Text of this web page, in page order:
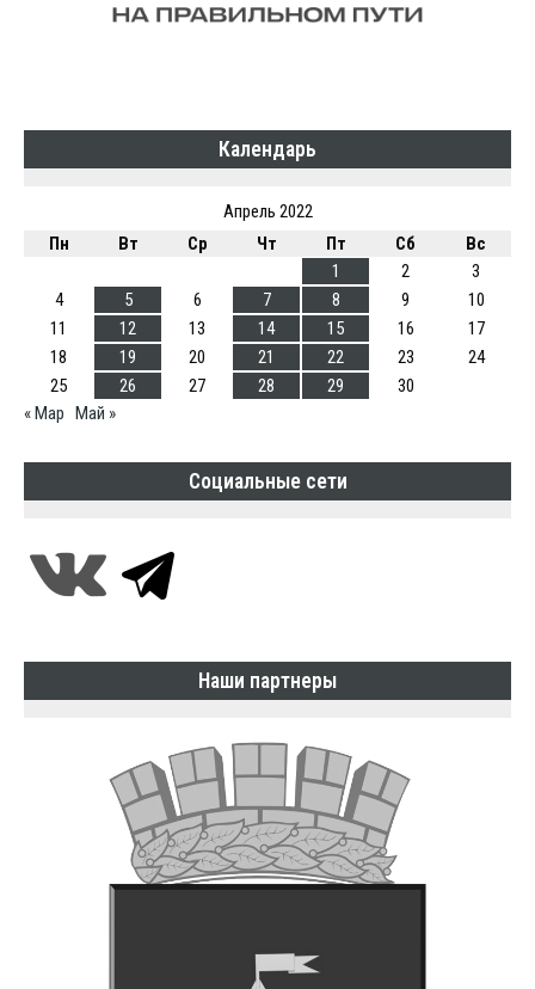
Календарь
Апрель 2022
Пн
Вт Ср Чт Пт Сб
Вс
1
2
3
4
5 6 7 8 9
10
11
12 13 14 15 16
17
18
19 20 21 22 23
24
25
26 27 28 29
30
« Мар Май »
Социальные сети
Наши партнеры